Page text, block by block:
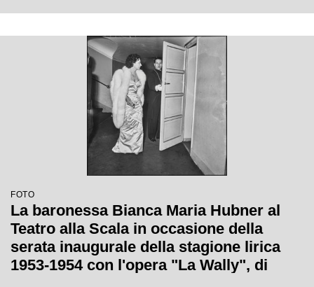
FOTO
La baronessa Bianca Maria Hubner al
Teatro alla Scala in occasione della
serata inaugurale della stagione lirica
1953-1954 con l'opera "La Wally", di